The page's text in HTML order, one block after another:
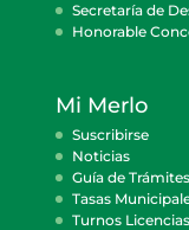
Secretaría de
Honorable
Mi Merlo
Suscribirse
Noticias
Guía de Trámites
Tasas
Turnos